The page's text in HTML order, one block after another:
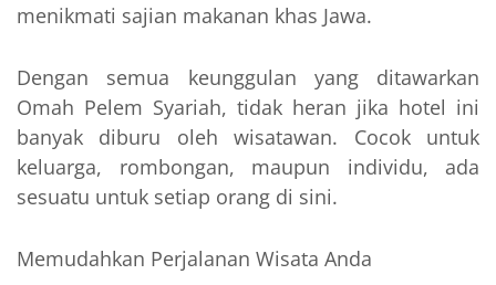
menikmati sajian makanan khas Jawa.
Dengan semua keunggulan yang ditawarkan
Omah Pelem Syariah, tidak heran jika hotel ini
banyak diburu oleh wisatawan. Cocok untuk
keluarga, rombongan, maupun individu, ada
sesuatu untuk setiap orang di sini.
Memudahkan Perjalanan Wisata Anda